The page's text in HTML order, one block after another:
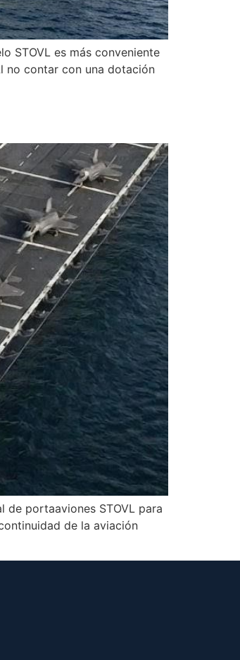
STOVL es más conveniente
no contar con una dotación
de portaaviones STOVL para
de la aviación